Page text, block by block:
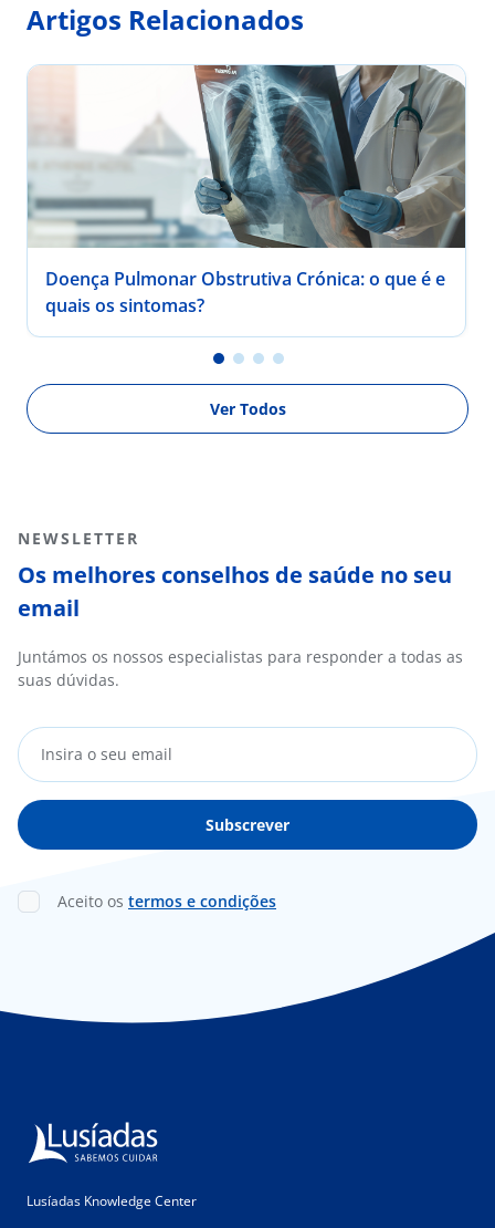
Artigos Relacionados
Doença Pulmonar Obstrutiva Crónica: o que é e
quais os sintomas?
Ver Todos
NEWSLETTER
Os melhores conselhos de saúde no seu
email
Juntámos os nossos especialistas para responder a todas as
suas dúvidas.
Aceito os termos e condições
Lusíadas Knowledge Center